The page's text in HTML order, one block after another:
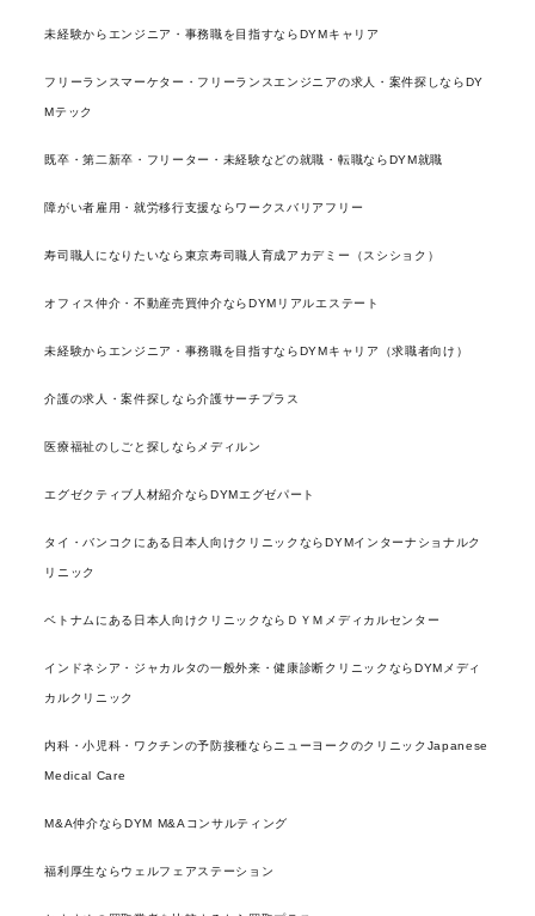
未経験からエンジニア・事務職を目指すならDYMキャリア
フリーランスマーケター・フリーランスエンジニアの求人・案件探しならDY
Mテック
既卒・第二新卒・フリーター・未経験などの就職・転職ならDYM就職
障がい者雇用・就労移行支援ならワークスバリアフリー
寿司職人になりたいなら東京寿司職人育成アカデミー（スシショク）
オフィス仲介・不動産売買仲介ならDYMリアルエステート
未経験からエンジニア・事務職を目指すならDYMキャリア（求職者向け）
介護の求人・案件探しなら介護サーチプラス
医療福祉のしごと探しならメディルン
エグゼクティブ人材紹介ならDYMエグゼパート
タイ・バンコクにある日本人向けクリニックならDYMインターナショナルク
リニック
ベトナムにある日本人向けクリニックならＤＹＭメディカルセンター
インドネシア・ジャカルタの一般外来・健康診断クリニックならDYMメディ
カルクリニック
内科・小児科・ワクチンの予防接種ならニューヨークのクリニックJapanese
Medical Care
M&A仲介ならDYM M&Aコンサルティング
福利厚生ならウェルフェアステーション